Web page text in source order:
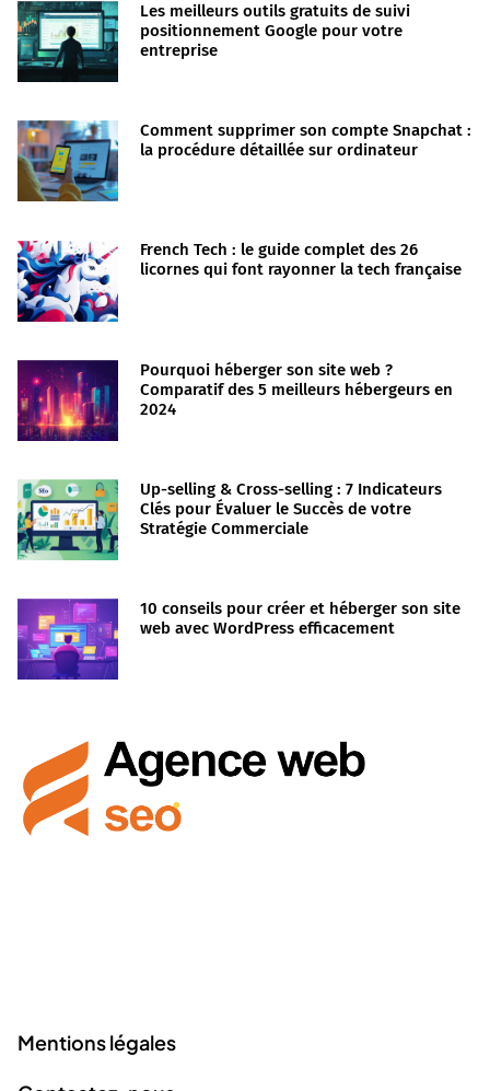
Les meilleurs outils gratuits de suivi
positionnement Google pour votre
entreprise
Comment supprimer son compte Snapchat :
la procédure détaillée sur ordinateur
French Tech : le guide complet des 26
licornes qui font rayonner la tech française
Pourquoi héberger son site web ?
Comparatif des 5 meilleurs hébergeurs en
2024
Up-selling & Cross-selling : 7 Indicateurs
Clés pour Évaluer le Succès de votre
Stratégie Commerciale
10 conseils pour créer et héberger son site
web avec WordPress efficacement
Mentions légales